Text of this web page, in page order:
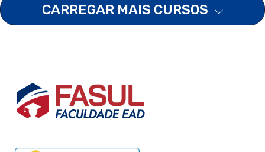
CARREGAR MAIS CURSOS